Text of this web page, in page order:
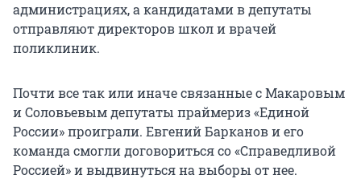
администрациях, а кандидатами в депутаты
отправляют директоров школ и врачей
поликлиник.
Почти все так или иначе связанные с Макаровым
и Соловьевым депутаты праймериз «Единой
России» проиграли. Евгений Барканов и его
команда смогли договориться со «Справедливой
Россией» и выдвинуться на выборы от нее.